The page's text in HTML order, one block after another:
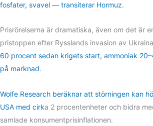
fosfater, svavel — transiterar Hormuz.
Prisrörelserna är dramatiska, även om det är
pristoppen efter Rysslands invasion av
60 procent sedan krigets start, ammoniak
på marknad.
Wolfe Research beräknar att störningen kan
USA med cirka 2 procentenheter och bidra
samlade konsumentprisinflationen.